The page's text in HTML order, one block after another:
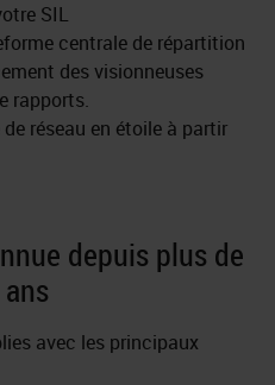
SIL
centrale de répartition
des visionneuses
rapports.
réseau en étoile à partir
depuis plus de
avec les principaux